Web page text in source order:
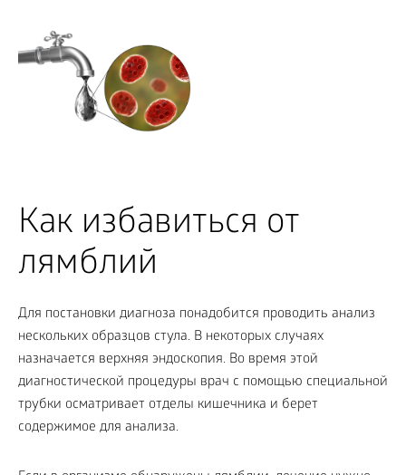
Как избавиться от
лямблий
Для постановки диагноза понадобится проводить анализ
нескольких образцов стула. В некоторых случаях
назначается верхняя эндоскопия. Во время этой
диагностической процедуры врач с помощью специальной
трубки осматривает отделы кишечника и берет
содержимое для анализа.